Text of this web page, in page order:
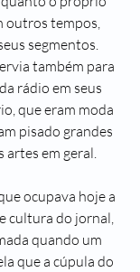
outros tempos,
segmentos.
também para
rádio em seus
que eram moda
pisado grandes
artes em geral.
ocupava hoje a
cultura do jornal,
quando um
que a cúpula do